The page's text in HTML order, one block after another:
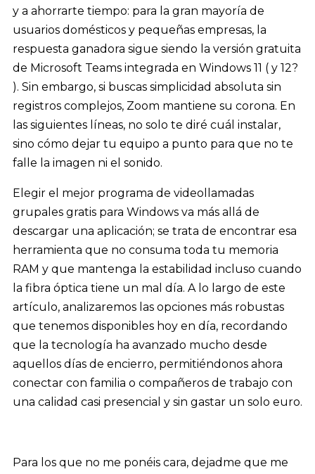
y a ahorrarte tiempo: para la gran mayoría de
usuarios domésticos y pequeñas empresas, la
respuesta ganadora sigue siendo la versión gratuita
de Microsoft Teams integrada en Windows 11 ( y 12?
). Sin embargo, si buscas simplicidad absoluta sin
registros complejos, Zoom mantiene su corona. En
las siguientes líneas, no solo te diré cuál instalar,
sino cómo dejar tu equipo a punto para que no te
falle la imagen ni el sonido.
Elegir el mejor programa de videollamadas
grupales gratis para Windows va más allá de
descargar una aplicación; se trata de encontrar esa
herramienta que no consuma toda tu memoria
RAM y que mantenga la estabilidad incluso cuando
la fibra óptica tiene un mal día. A lo largo de este
artículo, analizaremos las opciones más robustas
que tenemos disponibles hoy en día, recordando
que la tecnología ha avanzado mucho desde
aquellos días de encierro, permitiéndonos ahora
conectar con familia o compañeros de trabajo con
una calidad casi presencial y sin gastar un solo euro.
Para los que no me ponéis cara, dejadme que me